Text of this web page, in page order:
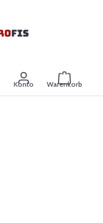
Konto Warenkorb